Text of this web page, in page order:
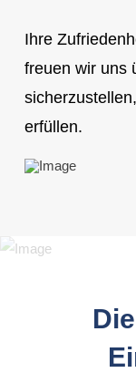
Ihre
freuen wir uns
erfüllen.